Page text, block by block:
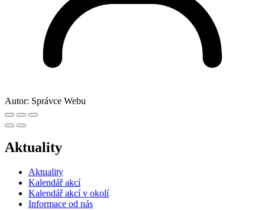
Autor: Správce Webu
Aktuality
Aktuality
Kalendář akcí
Kalendář akcí v okolí
Informace od nás